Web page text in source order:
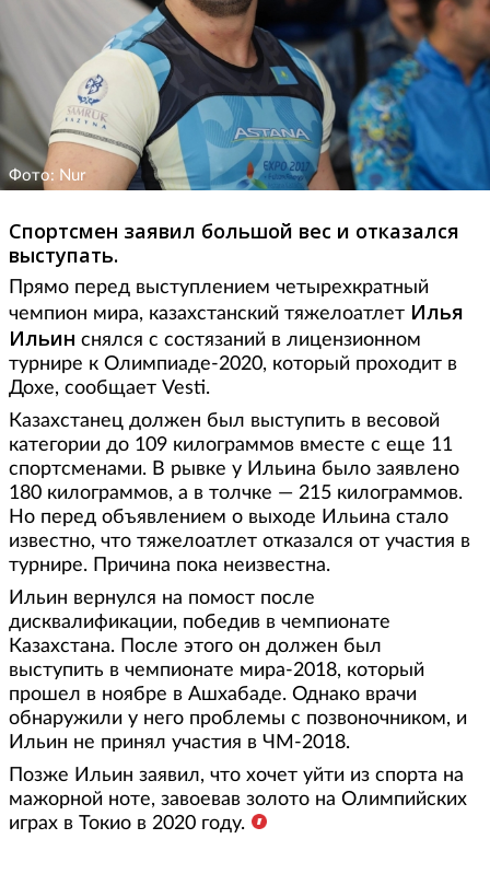
Фото: Nur
Спортсмен заявил большой вес и отказался
выступать.
Прямо перед выступлением четырехкратный
чемпион мира, казахстанский тяжелоатлет Илья
Ильин снялся с состязаний в лицензионном
турнире к Олимпиаде-2020, который проходит в
Дохе, сообщает Vesti.
Казахстанец должен был выступить в весовой
категории до 109 килограммов вместе с еще 11
спортсменами. В рывке у Ильина было заявлено
180 килограммов, а в толчке — 215 килограммов.
Но перед объявлением о выходе Ильина стало
известно, что тяжелоатлет отказался от участия в
турнире. Причина пока неизвестна.
Ильин вернулся на помост после
дисквалификации, победив в чемпионате
Казахстана. После этого он должен был
выступить в чемпионате мира-2018, который
прошел в ноябре в Ашхабаде. Однако врачи
обнаружили у него проблемы с позвоночником, и
Ильин не принял участия в ЧМ-2018.
Позже Ильин заявил, что хочет уйти из спорта на
мажорной ноте, завоевав золото на Олимпийских
играх в Токио в 2020 году.